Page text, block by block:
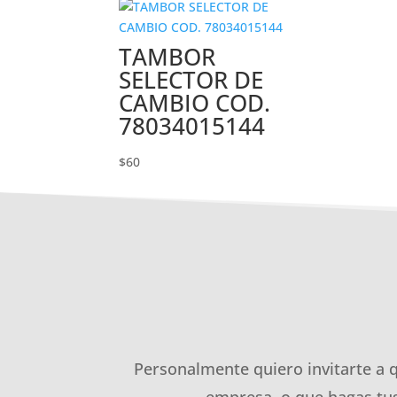
TAMBOR
SELECTOR DE
CAMBIO COD.
78034015144
$60
Personalmente quiero invitarte a